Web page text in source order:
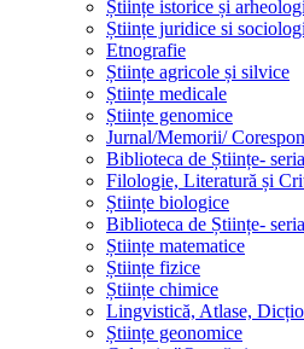
Științe istorice și
Științe juridice si
Etnografie
Științe agricole și silvice
Științe medicale
Științe genomice
Jurnal/Memorii/
Biblioteca de Științe-
Filologie, Literatură și
Științe biologice
Biblioteca de Științe-
Științe matematice
Științe fizice
Științe chimice
Lingvistică, Atlase,
Științe geonomice